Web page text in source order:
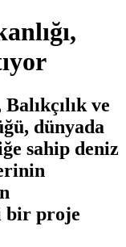
ve
dünyada
sahip deniz
bir proje